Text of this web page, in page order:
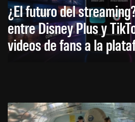
¿El futuro del
entre Disney Plus y
videos de fans a la